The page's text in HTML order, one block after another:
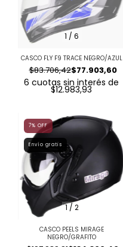
1 / 6
CASCO FLY F9 TRACE NEGRO/AZUL
$77.903,60
$83.706,42
6 cuotas sin interés de
$12.983,93
1 / 2
7% OFF
Envío gratis
CASCO PEELS MIRAGE
NEGRO/GRAFITO